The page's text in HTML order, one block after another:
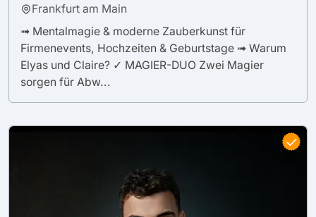
Frankfurt am Main
➟ Mentalmagie & moderne Zauberkunst für
Firmenevents, Hochzeiten & Geburtstage ➟ Warum
Elyas und Claire? ✓ MAGIER-DUO Zwei Magier
sorgen für Abw...